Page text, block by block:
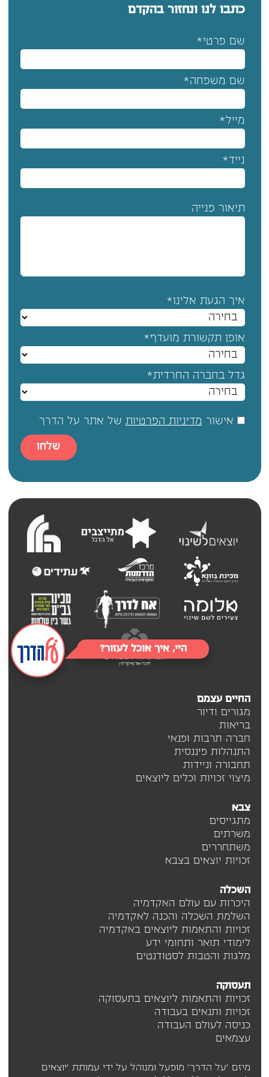
היי, איך אוכל לעזור?
כתבו לנו ונחזור בהקדם
שם פרטי*
שם משפחה*
מייל*
נייד*
תיאור פנייה
איך הגעת אלינו*
אופן תקשורת מועדף*
גדל בחברה החרדית*
אישור מדיניות הפרטיות של אתר על הדרך
החיים עצמם
מגורים ודיור
בריאות
חברה תרבות ופנאי
התנהלות פיננסית
תחבורה וניידות
מיצוי זכויות וכלים ליוצאים
צבא
מתגייסים
משרתים
משתחררים
זכויות יוצאים בצבא
השכלה
היכרות עם עולם האקדמיה
השלמת השכלה והכנה לאקדמיה
זכויות והתאמות ליוצאים באקדמיה
לימודי תואר ותחומי ידע
מלגות והטבות לסטודנטים
תעסוקה
זכויות והתאמות ליוצאים בתעסוקה
זכויות ותנאים בעבודה
כניסה לעולם העבודה
עצמאים
מיזם 'על הדרך' מופעל ומנוהל על ידי עמותת 'יוצאים